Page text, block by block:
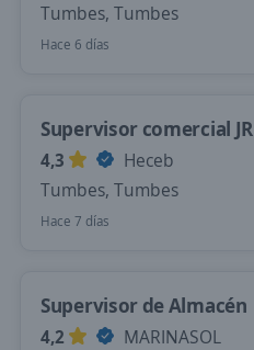
Tumbes, Tumbes
Hace 6 días
Supervisor comercial JR
4,3
Heceb
Tumbes, Tumbes
Hace 7 días
Supervisor de Almacén
4,2
MARINASOL